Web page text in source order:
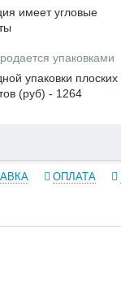
имеет угловые
упаковками
упаковки плоских
(руб) - 1264
ОПЛАТА